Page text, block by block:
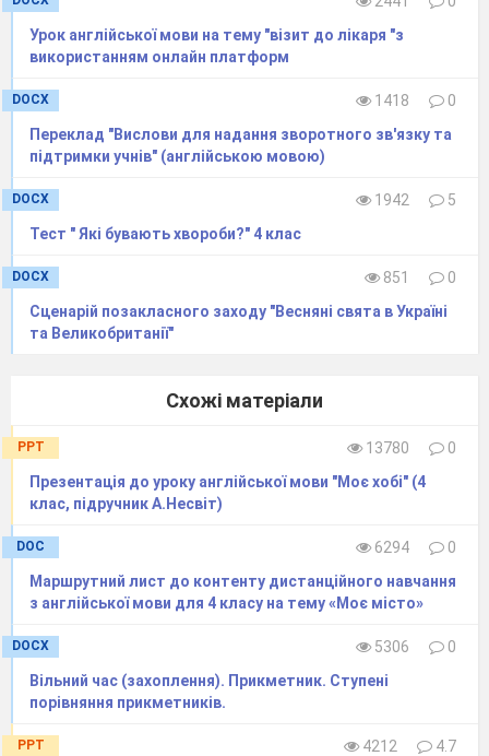
Урок англійської мови на тему "візит до лікаря "з
використанням онлайн платформ
DOCX 1418
0
Переклад "Вислови для надання зворотного зв'язку та
підтримки учнів" (англійською мовою)
DOCX 1942
5
Тест " Які бувають хвороби?" 4 клас
DOCX 851
0
Сценарій позакласного заходу "Весняні свята в Україні
та Великобританії"
Схожі матеріали
PPT 13780
0
Презентація до уроку англійської мови "Моє хобі" (4
клас, підручник А.Несвіт)
DOC 6294
0
Маршрутний лист до контенту дистанційного навчання
з англійської мови для 4 класу на тему «Моє місто»
DOCX 5306
0
Вільний час (захоплення). Прикметник. Ступені
порівняння прикметників.
PPT 4212
4.7